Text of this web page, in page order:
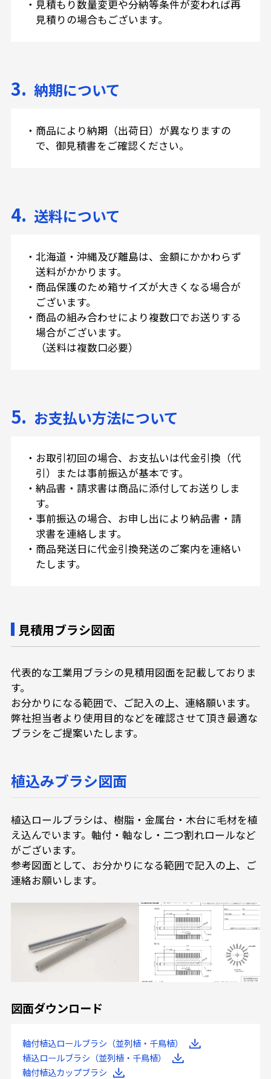
・ 見積もり数量変更や分納等条件が変われば再
見積りの場合もございます。
3. 納期について
・ 商品により納期（出荷日）が異なりますの
で、御見積書をご確認ください。
4. 送料について
・ 北海道・沖縄及び離島は、金額にかかわらず
送料がかかります。
・ 商品保護のため箱サイズが大きくなる場合が
ございます。
・ 商品の組み合わせにより複数口でお送りする
場合がございます。
（送料は複数口必要）
5. お支払い方法について
・ お取引初回の場合、お支払いは代金引換（代
引）または事前振込が基本です。
・ 納品書・請求書は商品に添付してお送りしま
す。
・ 事前振込の場合、お申し出により納品書・請
求書を連絡します。
・ 商品発送日に代金引換発送のご案内を連絡い
たします。
見積用ブラシ図面
代表的な工業用ブラシの見積用図面を記載しておりま
す。
お分かりになる範囲で、ご記入の上、連絡願います。
弊社担当者より使用目的などを確認させて頂き最適な
ブラシをご提案いたします。
植込みブラシ図面
植込ロールブラシは、樹脂・金属台・木台に毛材を植
え込んでいます。軸付・軸なし・二つ割れロールなど
がございます。
参考図面として、お分かりになる範囲で記入の上、ご
連絡お願いします。
図面ダウンロード
軸付植込ロールブラシ（並列植・千鳥植）
植込ロールブラシ（並列植・千鳥植）
軸付植込カップブラシ